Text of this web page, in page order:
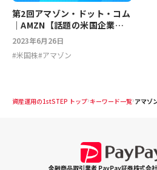
第2回アマゾン・ドット・コム
｜AMZN【話題の米国企業を
深堀り】
2023年6月26日
#米国株#アマゾン
資産運用の1stSTEP トップ キーワード一覧 アマゾ
金融商品取引業者 PayPay証券株式会